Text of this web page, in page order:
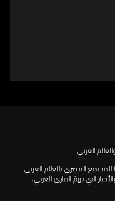
العربي
المصري بالعالم العربي
التي تهمّ القارئ العربي.